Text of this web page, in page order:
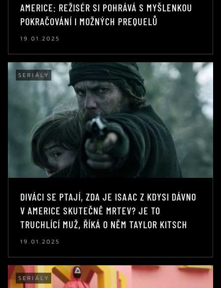
AMERICE: REŽISÉR SI POHRÁVÁ S MYŠLENKOU
POKRAČOVÁNÍ I MOŽNÝCH PREQUELŮ
19.01.2025
SERIÁLY
DIVÁCI SE PTAJÍ, ZDA JE ISAAC Z KDYSI DÁVNO
V AMERICE SKUTEČNĚ MRTEV? JE TO
TRUCHLÍCÍ MUŽ, ŘÍKÁ O NĚM TAYLOR KITSCH
19.01.2025
SERIÁLY